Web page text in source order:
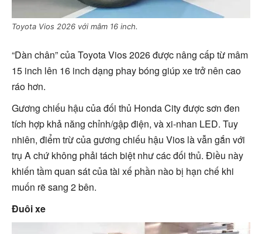
Toyota Vios 2026 với mâm 16 inch.
“Dàn chân” của Toyota Vios 2026 được nâng cấp từ mâm
15 inch lên 16 inch dạng phay bóng giúp xe trở nên cao
ráo hơn.
Gương chiếu hậu của đối thủ Honda City được sơn đen
tích hợp khả năng chỉnh/gập điện, và xi-nhan LED. Tuy
nhiên, điểm trừ của gương chiếu hậu Vios là vẫn gắn với
trụ A chứ không phải tách biệt như các đối thủ. Điều này
khiến tầm quan sát của tài xế phần nào bị hạn chế khi
muốn rẽ sang 2 bên.
Đuôi xe